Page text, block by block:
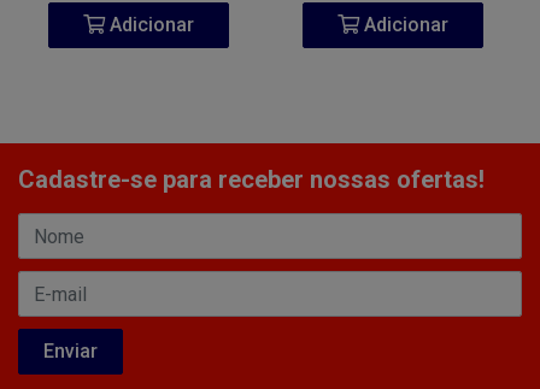
Adicionar Adicionar
Cadastre-se para receber nossas ofertas!